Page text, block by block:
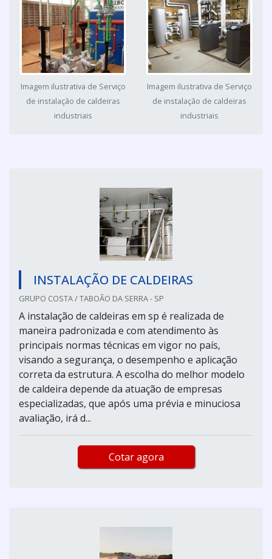
Imagem ilustrativa de Serviço
de instalação de caldeiras
industriais
Imagem ilustrativa de Serviço
de instalação de caldeiras
industriais
INSTALAÇÃO DE CALDEIRAS
GRUPO COSTA / TABOÃO DA SERRA - SP
A instalação de caldeiras em sp é realizada de
maneira padronizada e com atendimento às
principais normas técnicas em vigor no país,
visando a segurança, o desempenho e aplicação
correta da estrutura. A escolha do melhor modelo
de caldeira depende da atuação de empresas
especializadas, que após uma prévia e minuciosa
avaliação, irá d...
Cotar agora